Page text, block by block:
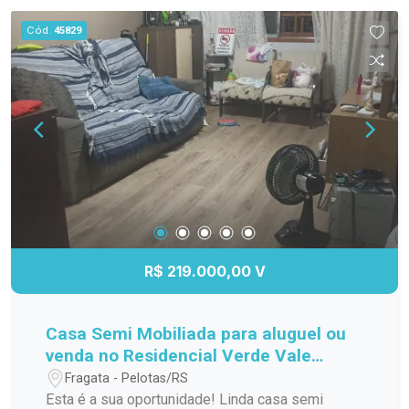
novo lar!
Cód. 45829
R$ 219.000,00 V
Casa Semi Mobiliada para aluguel ou
venda no Residencial Verde Vale
Fragata
Fragata - Pelotas/RS
Esta é a sua oportunidade! Linda casa semi